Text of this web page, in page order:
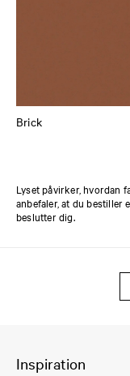
Brick
Lyset påvirker, hvordan
anbefaler, at du bestiller
beslutter dig.
Inspiration